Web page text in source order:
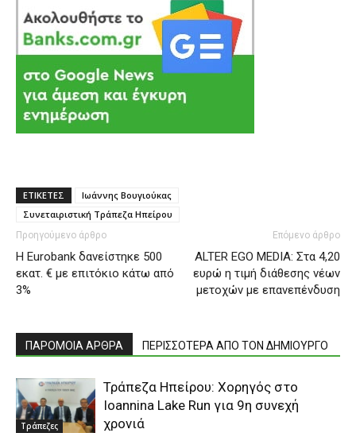
ΕΤΙΚΕΤΕΣ
Ιωάννης Βουγιούκας
Συνεταιριστική Τράπεζα Ηπείρου
Προηγούμενο άρθρο
H Eurobank δανείστηκε 500
εκατ. € με επιτόκιο κάτω από
3%
Επόμενο άρθρο
ALTER EGO MEDIA: Στα 4,20
ευρώ η τιμή διάθεσης νέων
μετοχών με επανεπένδυση
ΠΑΡΟΜΟΙΑ ΑΡΘΡΑ ΠΕΡΙΣΣΟΤΕΡΑ ΑΠΟ ΤΟΝ ΔΗΜΙΟΥΡΓΟ
Τράπεζες
Τράπεζα Ηπείρου: Χορηγός στο
Ioannina Lake Run για 9η συνεχή
χρονιά